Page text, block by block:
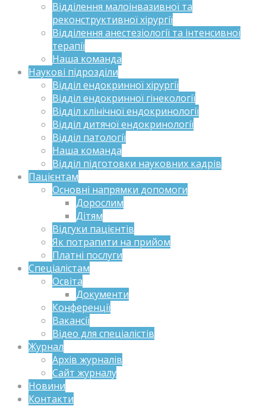
Відділення малоінвазивної та
реконструктивної хірургії
Відділення анестезіології та інтенсивної
терапії
Наша команда
Наукові підрозділи
Відділ ендокринної хірургії
Відділ ендокринної гінекології
Відділ клінічної ендокринології
Відділ дитячої ендокринології
Відділ патології
Наша команда
Відділ підготовки науковних кадрів
Пацієнтам
Основні напрямки допомоги
Дорослим
Дітям
Відгуки пацієнтів
Як потрапити на прийом
Платні послуги
Спеціалістам
Освіта
Документи
Конференції
Вакансії
Відео для спеціалістів
Журнал
Архів журналів
Сайт журналу
Новини
Контакти